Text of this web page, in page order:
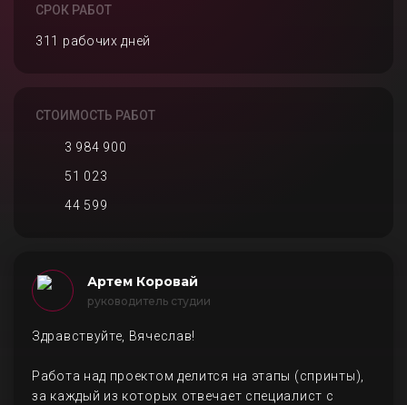
СРОК РАБОТ
311 рабочих дней
СТОИМОСТЬ РАБОТ
3 984 900
51 023
44 599
Артем Коровай
руководитель студии
Здравствуйте, Вячеслав!
Работа над проектом делится на этапы (спринты),
за каждый из которых отвечает специалист с